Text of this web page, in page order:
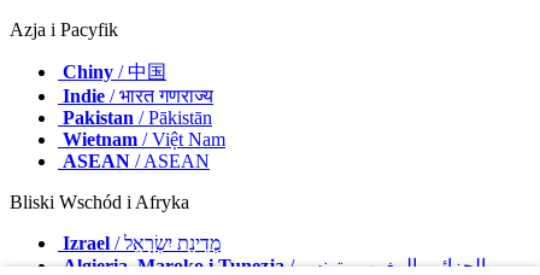
Azja i Pacyfik
Chiny / 中国
Indie / भारत गणराज्य
Pakistan / Pākistān
Wietnam / Việt Nam
ASEAN / ASEAN
Bliski Wschód i Afryka
Izrael
/ מְדִינַת יִשְׂרָאֵל
Algieria, Maroko i Tunezja
/ الجزائر والمغرب وتونس